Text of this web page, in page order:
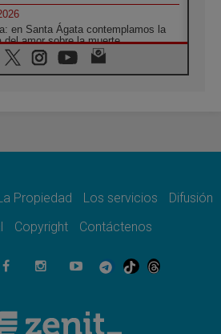
en Santa Ágata contemplamos la
del amor sobre la muerte
visitará el Santuario de la Madre
del cristiano"
de niños en Gaza no cesa: 300
en 300 días
La guerra desfigura el mundo, solo la
de Dios lo transfigura
Propiedad Los servicios
Difusión
Copyright Contáctenos